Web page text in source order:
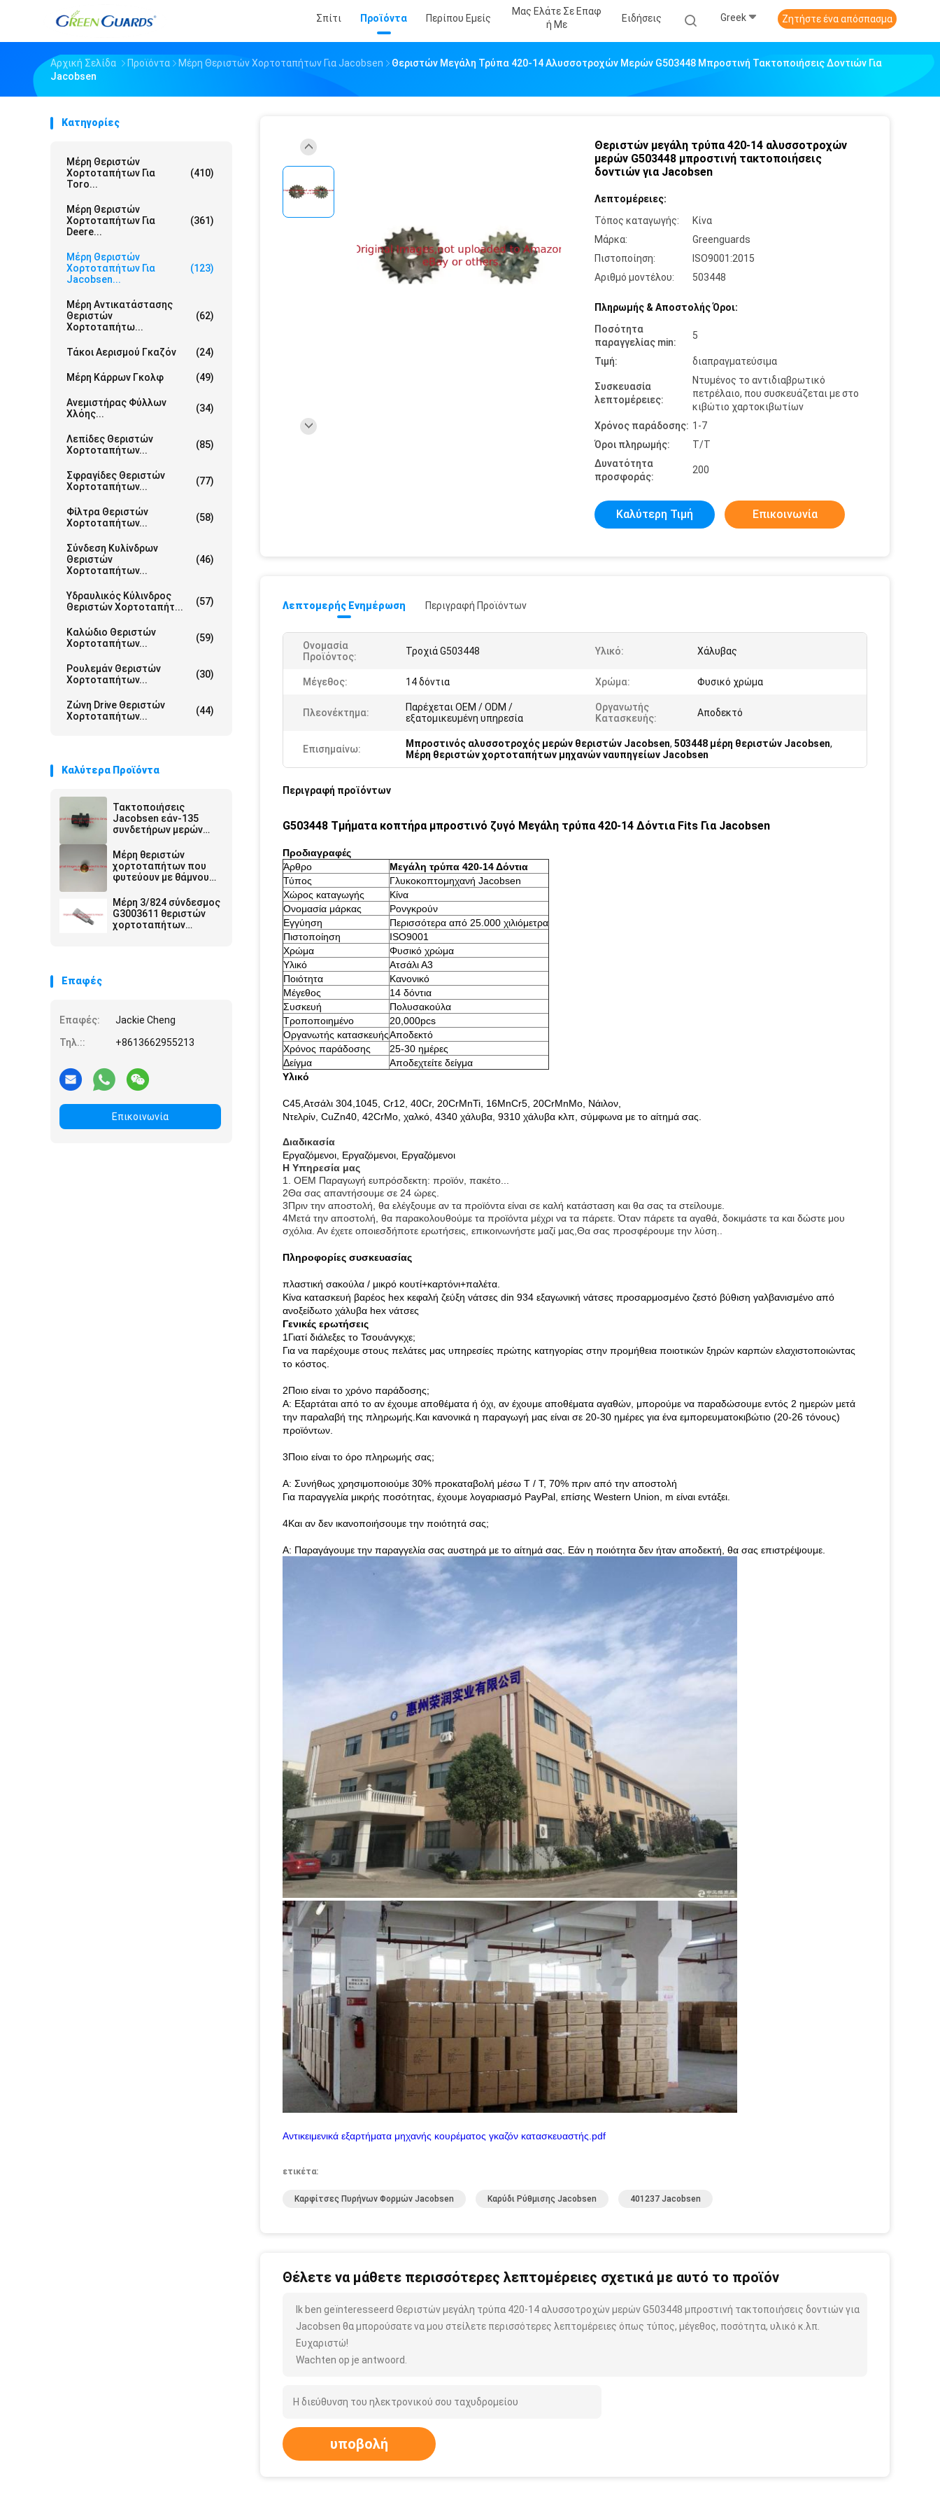
Σπίτι Προϊόντα Περίπου Εμείς
Μας Ελάτε Σε Επαφ
Ή Με
Ειδήσεις Greek Ζητήστε ένα απόσπασμα
Αρχική Σελίδα Προϊόντα Μέρη Θεριστών Χορτοταπήτων Για Jacobsen
Θεριστών Μεγάλη Τρύπα 420-14 Αλυσσοτροχών Μερών G503448 Μπροστινή Τακτοποιήσεις Δοντιών Για
Jacobsen
Κατηγορίες
Μέρη Θεριστών
Χορτοταπήτων Για
Toro...
(410)
Μέρη Θεριστών
Χορτοταπήτων Για
Deere...
(361)
Μέρη Θεριστών
Χορτοταπήτων Για
Jacobsen...
(123)
Μέρη Αντικατάστασης
Θεριστών
Χορτοταπήτω...
(62)
Τάκοι Αερισμού Γκαζόν (24)
Μέρη Κάρρων Γκολφ (49)
Ανεμιστήρας Φύλλων
Χλόης...
(34)
Λεπίδες Θεριστών
Χορτοταπήτων...
(85)
Σφραγίδες Θεριστών
Χορτοταπήτων...
(77)
Φίλτρα Θεριστών
Χορτοταπήτων...
(58)
Σύνδεση Κυλίνδρων
Θεριστών
Χορτοταπήτων...
(46)
Υδραυλικός Κύλινδρος
Θεριστών Χορτοταπήτ...
(57)
Καλώδιο Θεριστών
Χορτοταπήτων...
(59)
Ρουλεμάν Θεριστών
Χορτοταπήτων...
(30)
Ζώνη Drive Θεριστών
Χορτοταπήτων...
(44)
Καλύτερα Προϊόντα
Τακτοποιήσεις
Jacobsen εάν-135
συνδετήρων μερών
χορτοταπήτων/
συζευκτήρων
G3010046
Μέρη θεριστών
χορτοταπήτων που
φυτεύουν με θάμνους -
τακτοποιήσεις
Jacobsen G366725
Μέρη 3/824 σύνδεσμος
G3003611 θεριστών
χορτοταπήτων
Επαφές
Επαφές:
Jackie Cheng
Τηλ.::
+8613662955213
Επικοινωνία
Θεριστών μεγάλη τρύπα 420-14 αλυσσοτροχών
μερών G503448 μπροστινή τακτοποιήσεις
δοντιών για Jacobsen
Λεπτομέρειες:
Τόπος καταγωγής:
Κίνα
Μάρκα:
Greenguards
Πιστοποίηση:
ISO9001:2015
Αριθμό μοντέλου:
503448
Πληρωμής & Αποστολής Όροι:
Ποσότητα
παραγγελίας min:
5
Τιμή: διαπραγματεύσιμα
Συσκευασία
λεπτομέρειες:
Ντυμένος το αντιδιαβρωτικό
πετρέλαιο, που συσκευάζεται με στο
κιβώτιο χαρτοκιβωτίων
Χρόνος παράδοσης: 1-7
Όροι πληρωμής:
Τ/Τ
Δυνατότητα
προσφοράς:
200
Καλύτερη Τιμή Επικοινωνία
Λεπτομερής Ενημέρωση Περιγραφή Προϊόντων
Ονομασία
Προϊόντος:
Τροχιά G503448 Υλικό: Χάλυβας
Μέγεθος: 14 δόντια Χρώμα: Φυσικό χρώμα
Πλεονέκτημα:
Παρέχεται OEM / ODM /
εξατομικευμένη υπηρεσία
Οργανωτής
Κατασκευής:
Αποδεκτό
Επισημαίνω: Μπροστινός αλυσσοτροχός μερών θεριστών Jacobsen, 503448 μέρη θεριστών Jacobsen,
Μέρη θεριστών χορτοταπήτων μηχανών ναυπηγείων Jacobsen
Περιγραφή προϊόντων
G503448 Τμήματα κοπτήρα μπροστινό ζυγό Μεγάλη τρύπα 420-14 Δόντια Fits Για Jacobsen
Προδιαγραφές
Άρθρο
Μεγάλη τρύπα 420-14 Δόντια
Τύπος
Γλυκοκοπτομηχανή Jacobsen
Χώρος καταγωγής
Κίνα
Ονομασία μάρκας
Ρονγκρούν
Εγγύηση
Περισσότερα από 25.000 χιλιόμετρα
Πιστοποίηση
ISO9001
Χρώμα
Φυσικό χρώμα
Υλικό
Ατσάλι Α3
Ποιότητα
Κανονικό
Μέγεθος
14 δόντια
Συσκευή
Πολυσακούλα
Τροποποιημένο
20,000pcs
Οργανωτής κατασκευήςΑποδεκτό
Χρόνος παράδοσης
25-30 ημέρες
Δείγμα
Αποδεχτείτε δείγμα
Υλικό
C45,Ατσάλι 304,1045, Cr12, 40Cr, 20CrMnTi, 16MnCr5, 20CrMnMo, Νάιλον,
Ντελρίν, CuZn40, 42CrMo, χαλκό, 4340 χάλυβα, 9310 χάλυβα κλπ, σύμφωνα με το αίτημά σας.
Διαδικασία
Εργαζόμενοι, Εργαζόμενοι, Εργαζόμενοι
Η Υπηρεσία μας
1. OEM Παραγωγή ευπρόσδεκτη: προϊόν, πακέτο...
2Θα σας απαντήσουμε σε 24 ώρες.
3Πριν την αποστολή, θα ελέγξουμε αν τα προϊόντα είναι σε καλή κατάσταση και θα σας τα στείλουμε.
4Μετά την αποστολή, θα παρακολουθούμε τα προϊόντα μέχρι να τα πάρετε. Όταν πάρετε τα αγαθά, δοκιμάστε τα και δώστε μου
σχόλια. Αν έχετε οποιεσδήποτε ερωτήσεις, επικοινωνήστε μαζί μας,Θα σας προσφέρουμε την λύση..
Πληροφορίες συσκευασίας
πλαστική σακούλα / μικρό κουτί+καρτόνι+παλέτα.
Κίνα κατασκευή βαρέος hex κεφαλή ζεύξη νάτσες din 934 εξαγωνική νάτσες προσαρμοσμένο ζεστό βύθιση γαλβανισμένο από
ανοξείδωτο χάλυβα hex νάτσες
Γενικές ερωτήσεις
1Γιατί διάλεξες το Τσουάνγκχε;
Για να παρέχουμε στους πελάτες μας υπηρεσίες πρώτης κατηγορίας στην προμήθεια ποιοτικών ξηρών καρπών ελαχιστοποιώντας
το κόστος.
2Ποιο είναι το χρόνο παράδοσης;
Α: Εξαρτάται από το αν έχουμε αποθέματα ή όχι, αν έχουμε αποθέματα αγαθών, μπορούμε να παραδώσουμε εντός 2 ημερών μετά
την παραλαβή της πληρωμής.Και κανονικά η παραγωγή μας είναι σε 20-30 ημέρες για ένα εμπορευματοκιβώτιο (20-26 τόνους)
προϊόντων.
3Ποιο είναι το όρο πληρωμής σας;
Α: Συνήθως χρησιμοποιούμε 30% προκαταβολή μέσω T / T, 70% πριν από την αποστολή
Για παραγγελία μικρής ποσότητας, έχουμε λογαριασμό PayPal, επίσης Western Union, m είναι εντάξει.
4Και αν δεν ικανοποιήσουμε την ποιότητά σας;
Α: Παραγάγουμε την παραγγελία σας αυστηρά με το αίτημά σας. Εάν η ποιότητα δεν ήταν αποδεκτή, θα σας επιστρέψουμε.
Αντικειμενικά εξαρτήματα μηχανής κουρέματος γκαζόν κατασκευαστής.pdf
ετικέτα:
Καρφίτσες Πυρήνων Φορμών Jacobsen Καρύδι Ρύθμισης Jacobsen 401237 Jacobsen
Θέλετε να μάθετε περισσότερες λεπτομέρειες σχετικά με αυτό το προϊόν
Ik ben geïnteresseerd Θεριστών μεγάλη τρύπα 420-14 αλυσσοτροχών μερών G503448 μπροστινή τακτοποιήσεις δοντιών για
Jacobsen θα μπορούσατε να μου στείλετε περισσότερες λεπτομέρειες όπως τύπος, μέγεθος, ποσότητα, υλικό κ.λπ.
Ευχαριστώ!
Wachten op je antwoord.
υποβολή